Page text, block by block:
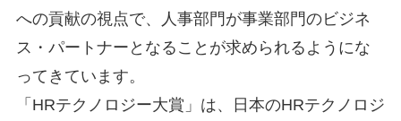
への貢献の視点で、人事部門が事業部門のビジネ
ス・パートナーとなることが求められるようにな
ってきています。
「HRテクノロジー大賞」は、日本のHRテクノロジ